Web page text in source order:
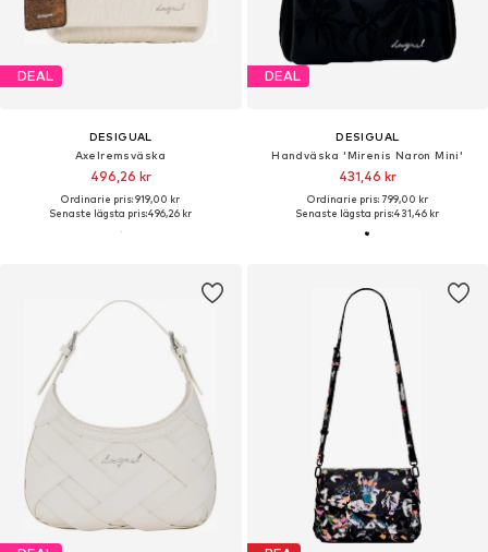
DEAL
DESIGUAL
Axelremsväska
496,26 kr
Ordinarie pris: 919,00 kr
Senaste lägsta pris:496,26 kr
DEAL
DESIGUAL
Handväska 'Mirenis Naron Mini'
431,46 kr
Ordinarie pris: 799,00 kr
Senaste lägsta pris:431,46 kr